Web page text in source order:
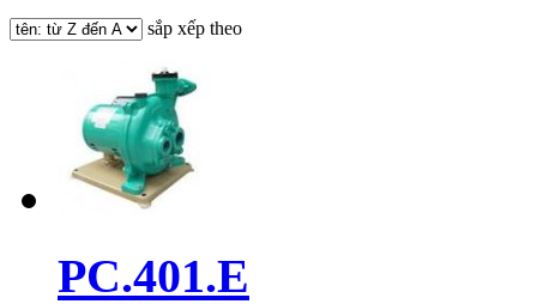
sắp xếp theo
PC.401.E